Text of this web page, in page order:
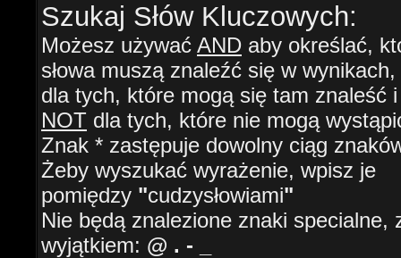
Szukaj Słów Kluczowych:
Możesz używać AND aby określać,
słowa muszą znaleźć się w wynikach,
dla tych, które mogą się tam znaleść i
NOT dla tych, które nie mogą
Znak * zastępuje dowolny ciąg
Żeby wyszukać wyrażenie, wpisz je
pomiędzy "cudzysłowiami"
Nie będą znalezione znaki specialne,
wyjątkiem: @ . - _